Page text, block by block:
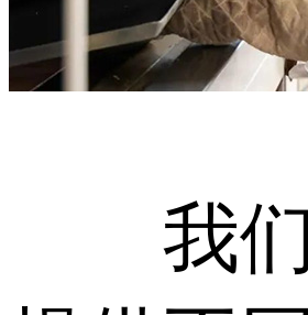
我们